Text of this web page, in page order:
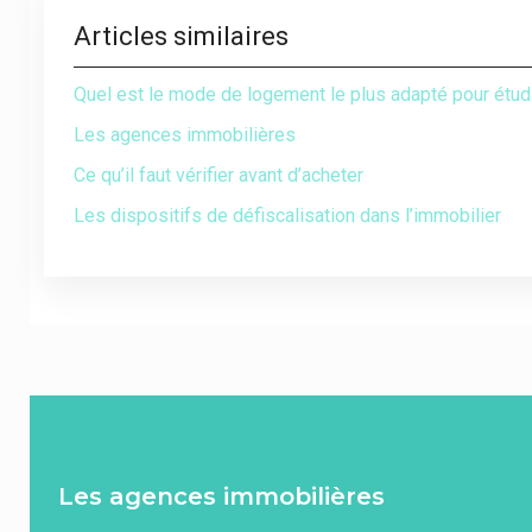
Articles similaires
Quel est le mode de logement le plus adapté pour
Les agences immobilières
Ce qu’il faut vérifier avant d’acheter
Les dispositifs de défiscalisation dans l’immobilier
Les agences immobilières